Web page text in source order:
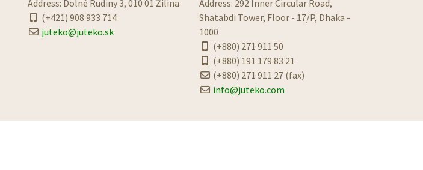
Address: Dolné Rudiny 3, 010 01 Žilina
(+421) 908 933 714
juteko@juteko.sk
Address: 292 Inner Circular Road,
Shatabdi Tower, Floor - 17/P, Dhaka -
1000
(+880) 271 911 50
(+880) 191 179 83 21
(+880) 271 911 27 (fax)
info@juteko.com